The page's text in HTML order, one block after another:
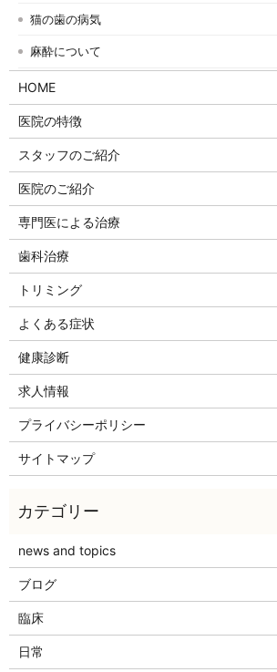
猫の歯の病気
麻酔について
HOME
医院の特徴
スタッフのご紹介
医院のご紹介
専門医による治療
歯科治療
トリミング
よくある症状
健康診断
求人情報
プライバシーポリシー
サイトマップ
news and topics
ブログ
臨床
日常